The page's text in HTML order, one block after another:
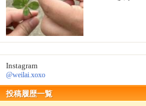
Instagram
@weilai.xoxo
投稿履歴一覧